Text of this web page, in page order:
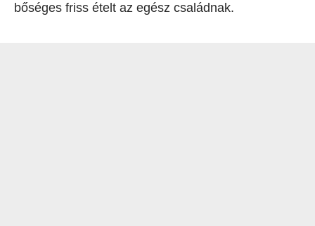
bőséges friss ételt az egész családnak.